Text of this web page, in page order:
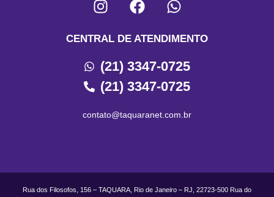
CENTRAL DE ATENDIMENTO
(21) 3347-0725
(21) 3347-0725
contato@taquaranet.com.br
Rua dos Filosofos, 156 – TAQUARA, Rio de Janeiro – RJ, 22723-500 Rua do